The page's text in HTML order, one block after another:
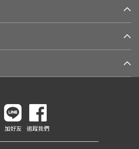
加好友 追蹤我們